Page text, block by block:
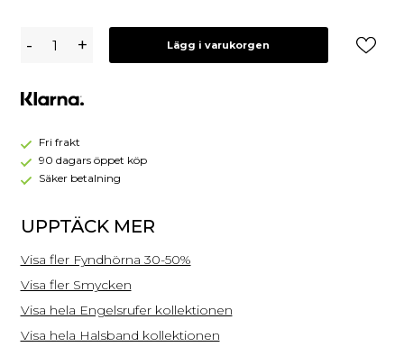
Barn-
HEN-
TREE-
- + Lägg i varukorgen
Fri frakt
90 dagars öppet köp
Säker betalning
UPPTÄCK MER
Visa fler Fyndhörna 30-50%
Visa fler Smycken
Visa hela Engelsrufer kollektionen
Visa hela Halsband kollektionen